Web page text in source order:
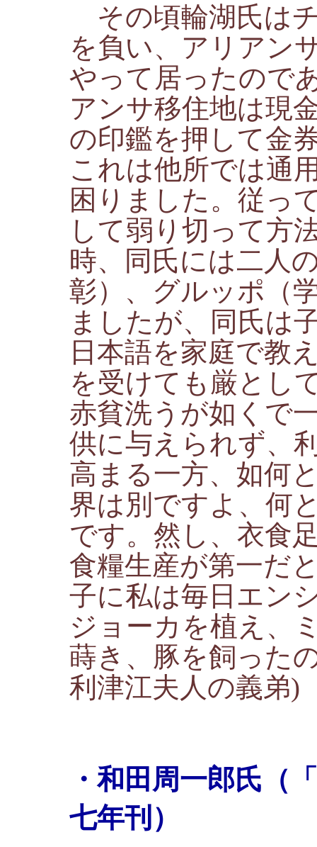
その頃輪湖氏は
を負い、アリアン
やって居ったので
アンサ移住地は現
の印鑑を押して金
これは他所では通
困りました。従っ
して弱り切って方
時、同氏には二人
彰）、グルッポ（
ましたが、同氏は
日本語を家庭で教
を受けても厳とし
赤貧洗うが如くで
供に与えられず、
高まる一方、如何
界は別ですよ、何
です。然し、衣食
食糧生産が第一だ
子に私は毎日エン
ジョーカを植え、
蒔き、豚を飼った
利津江夫人の義弟)
・和田周一郎氏（
七年刊）